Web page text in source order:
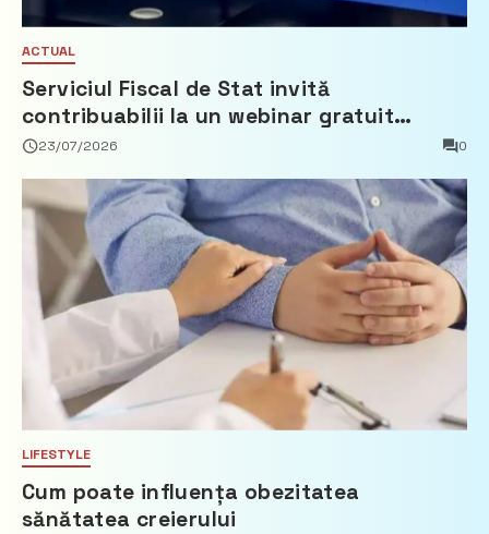
ACTUAL
Serviciul Fiscal de Stat invită
contribuabilii la un webinar gratuit
privind calculul impozitului pe bunurile
23/07/2026 0
LIFESTYLE
Cum poate influența obezitatea
sănătatea creierului